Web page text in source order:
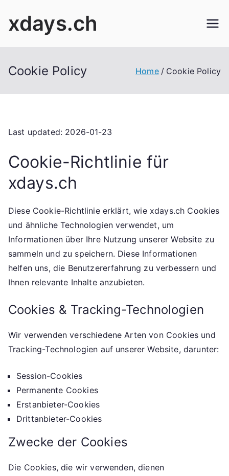
xdays.ch
Cookie Policy Home Cookie Policy
Last updated: 2026-01-23
Cookie-Richtlinie für
xdays.ch
Diese Cookie-Richtlinie erklärt, wie xdays.ch Cookies
und ähnliche Technologien verwendet, um
Informationen über Ihre Nutzung unserer Website zu
sammeln und zu speichern. Diese Informationen
helfen uns, die Benutzererfahrung zu verbessern und
Ihnen relevante Inhalte anzubieten.
Cookies & Tracking-Technologien
Wir verwenden verschiedene Arten von Cookies und
Tracking-Technologien auf unserer Website, darunter:
Session-Cookies
Permanente Cookies
Erstanbieter-Cookies
Drittanbieter-Cookies
Zwecke der Cookies
Die Cookies, die wir verwenden, dienen